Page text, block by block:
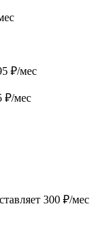
₽/мес
₽/мес
300 ₽/мес